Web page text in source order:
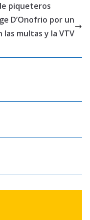
piqueteros
D’Onofrio por un
multas y la VTV